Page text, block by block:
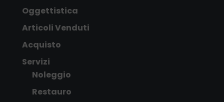
Oggettistica
Articoli Venduti
Acquisto
Servizi
Noleggio
Restauro